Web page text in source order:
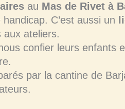
au Mas de Rivet à
C’est aussi un
aux ateliers.
confier leurs enfants
par la cantine de